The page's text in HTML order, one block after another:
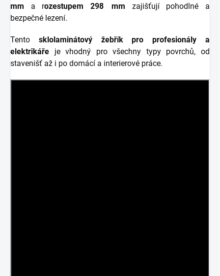
mm a rozestupem 298 mm zajišťují pohodlné a
bezpečné lezení.
Tento sklolaminátový žebřík pro profesionály a
elektrikáře je vhodný pro všechny typy povrchů, od
stavenišť až i po domácí a interierové práce.